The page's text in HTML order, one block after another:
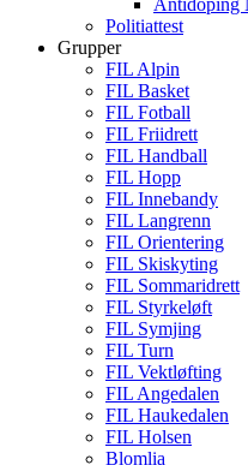
Antidoping
Politiattest
Grupper
FIL Alpin
FIL Basket
FIL Fotball
FIL Friidrett
FIL Handball
FIL Hopp
FIL Innebandy
FIL Langrenn
FIL Orientering
FIL Skiskyting
FIL Sommaridrett
FIL Styrkeløft
FIL Symjing
FIL Turn
FIL Vektløfting
FIL Angedalen
FIL Haukedalen
FIL Holsen
Blomlia